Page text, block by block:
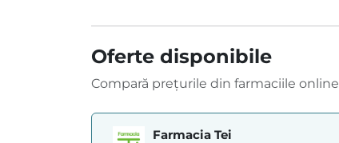
Oferte disponibile
Compară prețurile din farmaciile online
Farmacia Tei